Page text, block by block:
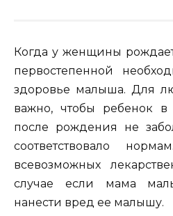
Когда у женщины
первостепенной
здоровье малыша. Для
важно, чтобы ребенок
после рождения не
соответствовало
всевозможных
случае если мама
нанести вред ее малышу.